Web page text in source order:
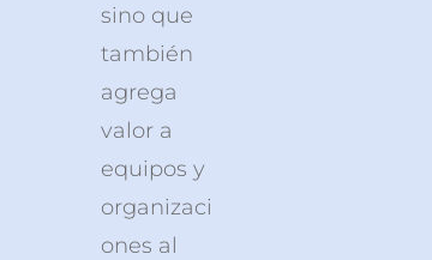
sino que
también
agrega
valor a
equipos y
organizaci
ones al